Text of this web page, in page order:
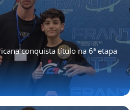
conquista título na 6ª etapa